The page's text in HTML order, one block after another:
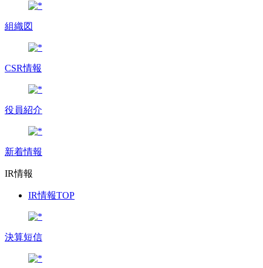
組織図
CSR情報
役員紹介
新着情報
IR情報
IR情報TOP
決算短信